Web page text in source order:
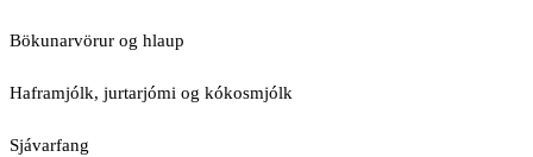
Bökunarvörur og hlaup
Haframjólk, jurtarjómi og kókosmjólk
Sjávarfang